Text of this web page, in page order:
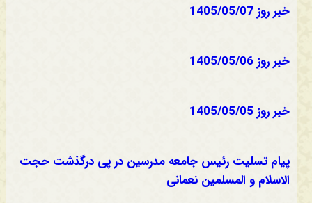
خبر روز 1405/05/07
خبر روز 1405/05/06
خبر روز 1405/05/05
پیام تسلیت رئیس جامعه مدرسین در پی درگذشت حجت
الاسلام و المسلمین نعمانی